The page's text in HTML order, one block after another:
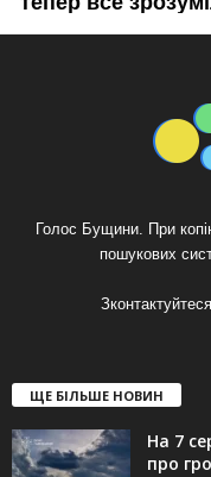
Голос Бущини. При
пошукових
ЩЕ БІЛЬШЕ НОВИН
На 7
про